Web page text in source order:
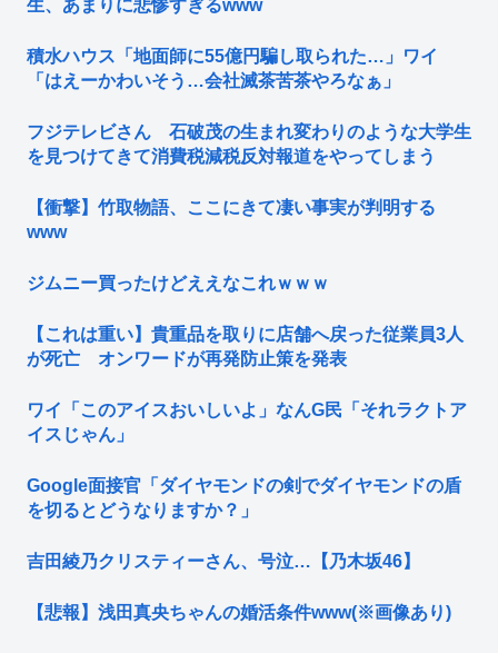
生、あまりに悲惨すぎるwww
積水ハウス「地面師に55億円騙し取られた…」ワイ
「はえーかわいそう…会社滅茶苦茶やろなぁ」
フジテレビさん 石破茂の生まれ変わりのような大学生
を見つけてきて消費税減税反対報道をやってしまう
【衝撃】竹取物語、ここにきて凄い事実が判明する
www
ジムニー買ったけどええなこれｗｗｗ
【これは重い】貴重品を取りに店舗へ戻った従業員3人
が死亡 オンワードが再発防止策を発表
ワイ「このアイスおいしいよ」なんG民「それラクトア
イスじゃん」
Google面接官「ダイヤモンドの剣でダイヤモンドの盾
を切るとどうなりますか？」
吉田綾乃クリスティーさん、号泣…【乃木坂46】
【悲報】浅田真央ちゃんの婚活条件www(※画像あり)